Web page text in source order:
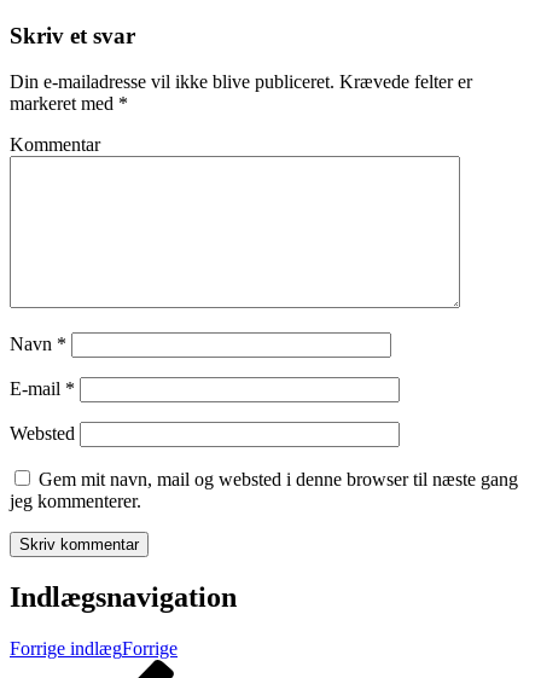
Skriv et svar
Din e-mailadresse vil ikke blive publiceret. Krævede felter er
markeret med *
Kommentar
Navn *
E-mail *
Websted
Gem mit navn, mail og websted i denne browser til næste gang
jeg kommenterer.
Indlægsnavigation
Forrige indlægForrige